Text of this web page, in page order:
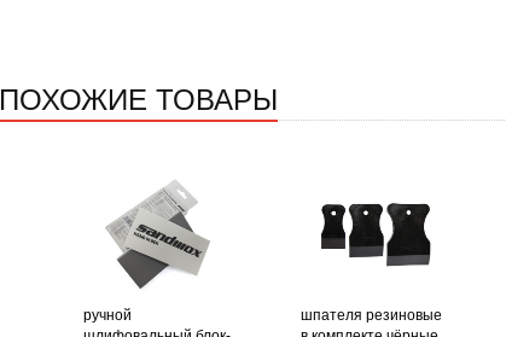
ПОХОЖИЕ ТОВАРЫ
ручной
шпателя резиновые